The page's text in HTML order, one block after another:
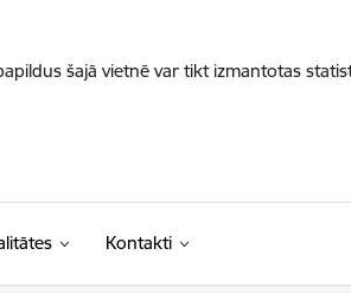
šajā vietnē var tikt izmantotas
Kontakti